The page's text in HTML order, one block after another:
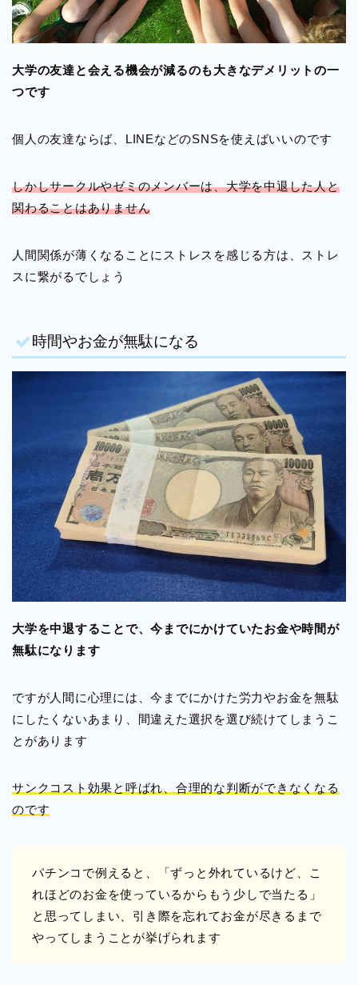
大学の友達と会える機会が減るのも大きなデメリットの一
つです
個人の友達ならば、LINEなどのSNSを使えばいいのです
しかしサークルやゼミのメンバーは、大学を中退した人と
関わることはありません
人間関係が薄くなることにストレスを感じる方は、ストレ
スに繋がるでしょう
時間やお金が無駄になる
大学を中退することで、今までにかけていたお金や時間が
無駄になります
ですが人間に心理には、今までにかけた労力やお金を無駄
にしたくないあまり、間違えた選択を選び続けてしまうこ
とがあります
サンクコスト効果と呼ばれ、合理的な判断ができなくなる
のです
パチンコで例えると、「ずっと外れているけど、こ
れほどのお金を使っているからもう少しで当たる」
と思ってしまい、引き際を忘れてお金が尽きるまで
やってしまうことが挙げられます